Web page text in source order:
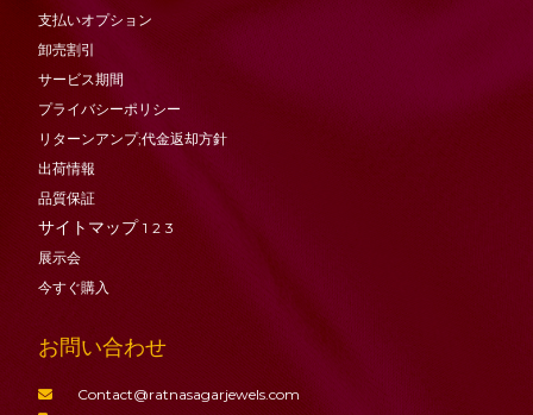
支払いオプション
卸売割引
サービス期間
プライバシーポリシー
リターンアンプ;代金返却方針
出荷情報
品質保証
サイトマップ 1 2 3
展示会
今すぐ購入
お問い合わせ
Contact@ratnasagarjewels.com